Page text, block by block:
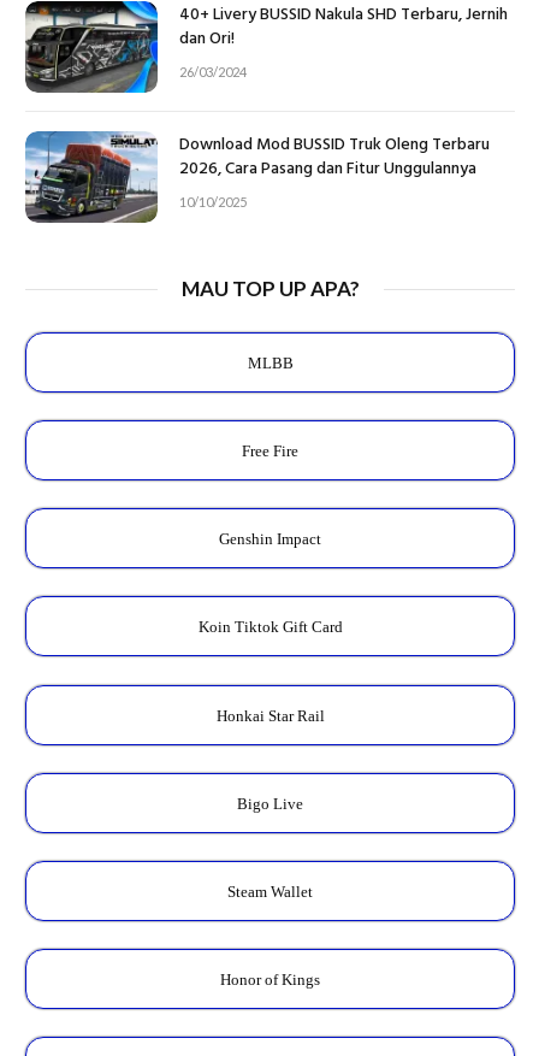
40+ Livery BUSSID Nakula SHD Terbaru, Jernih
dan Ori!
26/03/2024
Download Mod BUSSID Truk Oleng Terbaru
2026, Cara Pasang dan Fitur Unggulannya
10/10/2025
MAU TOP UP APA?
MLBB
Free Fire
Genshin Impact
Koin Tiktok Gift Card
Honkai Star Rail
Bigo Live
Steam Wallet
Honor of Kings